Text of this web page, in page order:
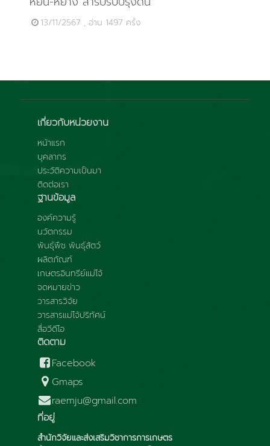
13/11/2567 , อ่าน 1497 ครั้ง
เกี่ยวกับหน่วยงาน
หน้าแรก
บุคลากร
ประวัติความเป็นมา
ติดต่อเรา
ฐานข้อมูล
องค์ความรู้
นวัตกรรม
พันธุ์พืช พันธุ์สัตว์
ผลิตภัณฑ์
เกษตรอินทรีย์แม่โจ้
จดหมายข่าว
วารสารวิจัย
วารสารแม่โจ้ปริทัศน์
สื่อวีดีโอ
ติดตาม
Facebook
Gmaps
raemju@gmail.com
ที่อยู่
สำนักวิจัยและส่งเสริมวิชาการการเกษตร